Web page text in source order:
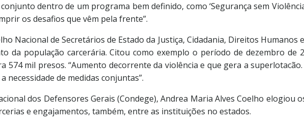
dentro de um programa bem definido, como ‘Segurança sem
os desafios que vêm pela frente”.
Nacional de Secretários de Estado da Justiça, Cidadania, Direitos
da população carcerária. Citou como exemplo o período de dezembro
574 mil presos. “Aumento decorrente da violência e que gera a
necessidade de medidas conjuntas”.
dos Defensores Gerais (Condege), Andrea Maria Alves Coelho
e engajamentos, também, entre as instituições no estados.